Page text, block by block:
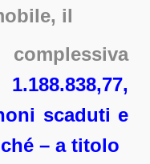
il
scaduti e
– a titolo